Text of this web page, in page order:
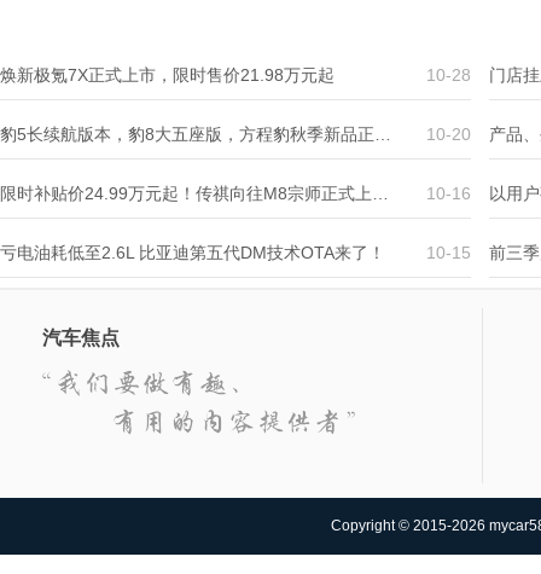
焕新极氪7X正式上市，限时售价21.98万元起 10-28
10-20 产品
10-16
亏电油耗低至2.6L 比亚迪第五代DM技术OTA来了！ 10-15
汽车焦点
Copyright © 2015-2026